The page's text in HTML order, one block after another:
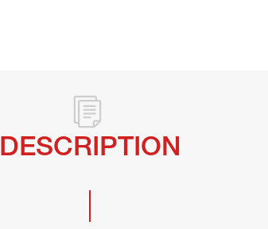
DESCRIPTION